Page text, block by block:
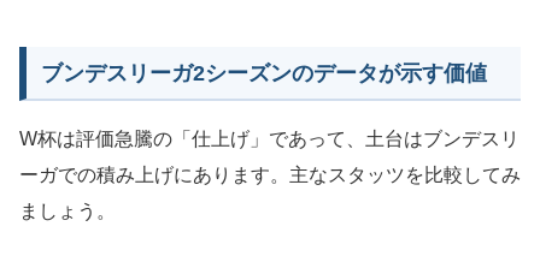
ブンデスリーガ2シーズンのデータが示す価値
W杯は評価急騰の「仕上げ」であって、土台はブンデスリ
ーガでの積み上げにあります。主なスタッツを比較してみ
ましょう。